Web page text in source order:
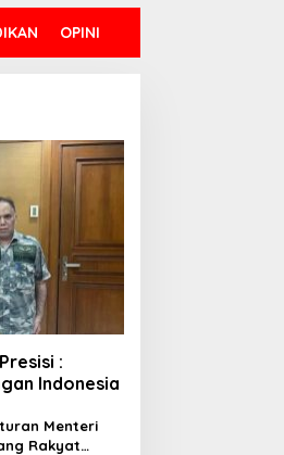
OPINI
:
Indonesia
Menteri
Rakyat